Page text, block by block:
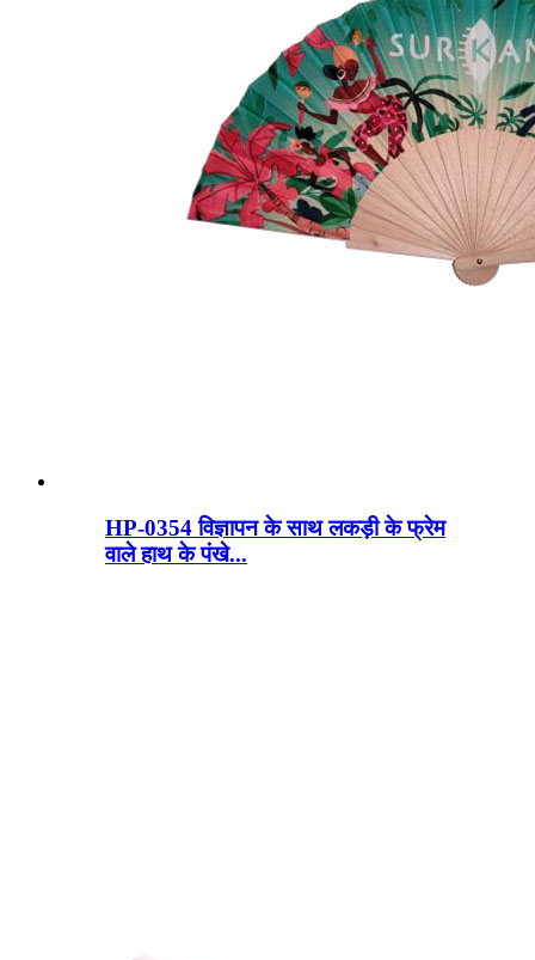
HP-0354 विज्ञापन के साथ लकड़ी के फ्रेम
वाले हाथ के पंखे...